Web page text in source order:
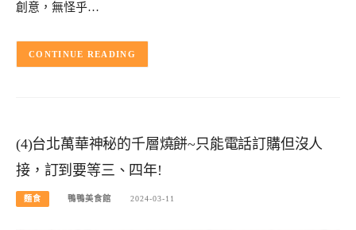
創意，無怪乎…
CONTINUE READING
(4)台北萬華神秘的千層燒餅~只能電話訂購但沒人
接，訂到要等三、四年!
麵食 鴨鴨美食館 2024-03-11